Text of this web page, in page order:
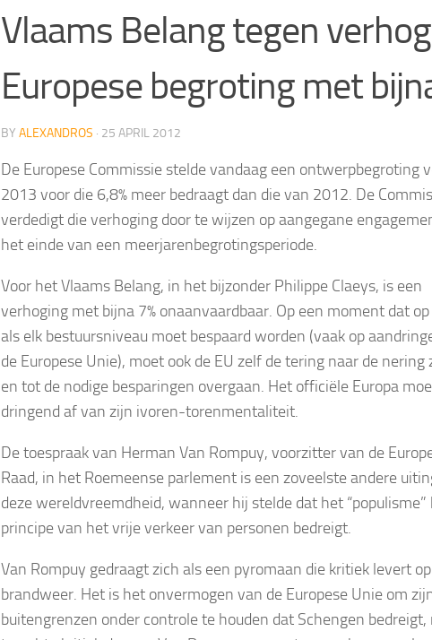
Vlaams Belang tegen
Europese begroting met
BY ALEXANDROS · 25 APRIL 2012
De Europese Commissie stelde vandaag een ontwerpbegroting
2013 voor die 6,8% meer bedraagt dan die van 2012. De
verdedigt die verhoging door te wijzen op aangegane
het einde van een meerjarenbegrotingsperiode.
Voor het Vlaams Belang, in het bijzonder Philippe Claeys, is een
verhoging met bijna 7% onaanvaardbaar. Op een moment dat op
als elk bestuursniveau moet bespaard worden (vaak op
de Europese Unie), moet ook de EU zelf de tering naar de nering
en tot de nodige besparingen overgaan. Het officiële Europa
dringend af van zijn ivoren-torenmentaliteit.
De toespraak van Herman Van Rompuy, voorzitter van de
Raad, in het Roemeense parlement is een zoveelste andere
deze wereldvreemdheid, wanneer hij stelde dat het “populisme”
principe van het vrije verkeer van personen bedreigt.
Van Rompuy gedraagt zich als een pyromaan die kritiek levert
brandweer. Het is het onvermogen van de Europese Unie om
buitengrenzen onder controle te houden dat Schengen bedreigt,